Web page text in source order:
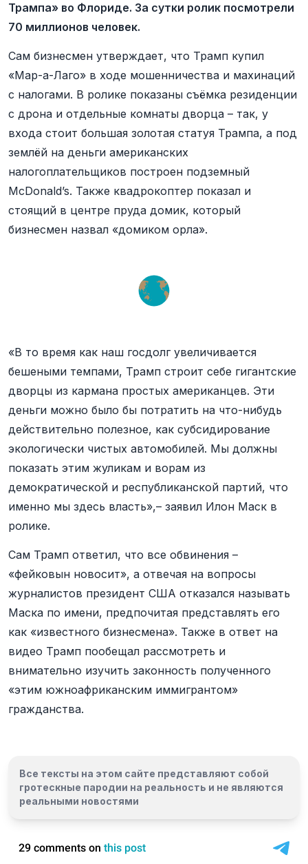
Трампа» во Флориде. За сутки ролик посмотрели
70 миллионов человек.
Сам бизнесмен утверждает, что Трамп купил
«Мар-а-Лаго» в ходе мошенничества и махинаций
с налогами. В ролике показаны съёмка резиденции
с дрона и отдельные комнаты дворца – так, у
входа стоит большая золотая статуя Трампа, а под
землёй на деньги американских
налогоплательщиков построен подземный
McDonald’s. Также квадрокоптер показал и
стоящий в центре пруда домик, который
бизнесмен назвал «домиком орла».
«В то время как наш госдолг увеличивается
бешеными темпами, Трамп строит себе гигантские
дворцы из кармана простых американцев. Эти
деньги можно было бы потратить на что-нибудь
действительно полезное, как субсидирование
экологически чистых автомобилей. Мы должны
показать этим жуликам и ворам из
демократической и республиканской партий, что
именно мы здесь власть»,– заявил Илон Маск в
ролике.
Сам Трамп ответил, что все обвинения –
«фейковын новосит», а отвечая на вопросы
журналистов президент США отказался называть
Маска по имени, предпочитая представлять его
как «известного бизнесмена». Также в ответ на
видео Трамп пообещал рассмотреть и
внимательно изучить законность полученного
«этим южноафриканским иммигрантом»
гражданства.
Все тексты на этом сайте представляют собой
гротескные пародии на реальность и не являются
реальными новостями